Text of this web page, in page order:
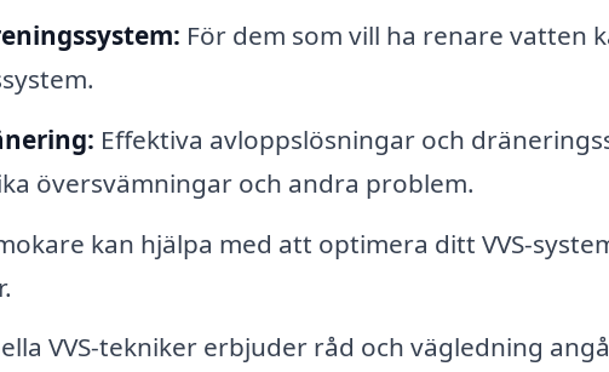
För dem som vill ha renare vatten
Effektiva avloppslösningar och
översvämningar och andra problem.
kan hjälpa med att optimera ditt VVS-
VVS-tekniker erbjuder råd och vägledning